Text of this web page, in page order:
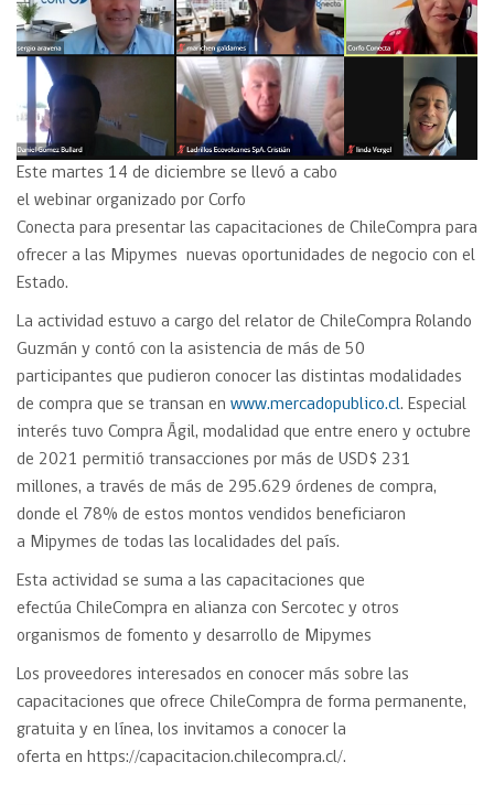
Este martes 14 de diciembre se llevó a cabo
el webinar organizado por Corfo
Conecta para presentar las capacitaciones de ChileCompra para
ofrecer a las Mipymes nuevas oportunidades de negocio con el
Estado.
La actividad estuvo a cargo del relator de ChileCompra Rolando
Guzmán y contó con la asistencia de más de 50
participantes que pudieron conocer las distintas modalidades
de compra que se transan en www.mercadopublico.cl. Especial
interés tuvo Compra Ágil, modalidad que entre enero y octubre
de 2021 permitió transacciones por más de USD$ 231
millones, a través de más de 295.629 órdenes de compra,
donde el 78% de estos montos vendidos beneficiaron
a Mipymes de todas las localidades del país.
Esta actividad se suma a las capacitaciones que
efectúa ChileCompra en alianza con Sercotec y otros
organismos de fomento y desarrollo de Mipymes
Los proveedores interesados en conocer más sobre las
capacitaciones que ofrece ChileCompra de forma permanente,
gratuita y en línea, los invitamos a conocer la
oferta en https://capacitacion.chilecompra.cl/.